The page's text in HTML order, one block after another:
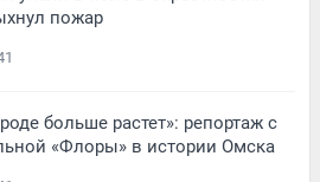
пожар
больше растет»: репортаж с
«Флоры» в истории Омска